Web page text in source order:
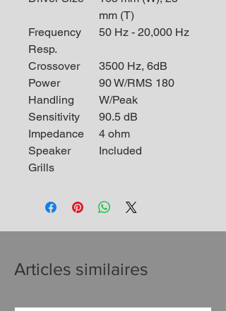
mm (T)
Frequency
Resp.
50 Hz - 20,000 Hz
Crossover
3500 Hz, 6dB
Power
Handling
90 W/RMS 180
W/Peak
Sensitivity
90.5 dB
Impedance
4 ohm
Speaker
Grills
Included
Articles similaires